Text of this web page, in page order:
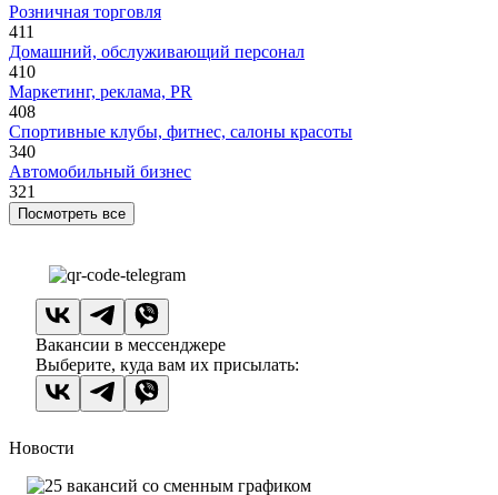
Розничная торговля
411
Домашний, обслуживающий персонал
410
Маркетинг, реклама, PR
408
Спортивные клубы, фитнес, салоны красоты
340
Автомобильный бизнес
321
Посмотреть все
Вакансии в мессенджере
Выберите, куда вам их присылать:
Новости